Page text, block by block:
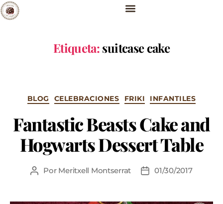
Etiqueta:suitcase cake
BLOG CELEBRACIONES FRIKI INFANTILES
Fantastic Beasts Cake and
Hogwarts Dessert Table
Por Meritxell Montserrat 01/30/2017